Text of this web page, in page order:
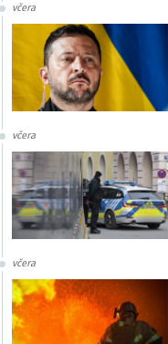
včera
včera
včera